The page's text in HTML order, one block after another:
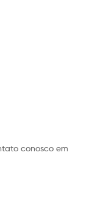
conosco em